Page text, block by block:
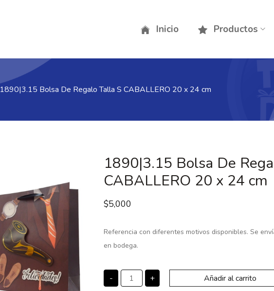
Inicio Productos
1890|3.15 Bolsa De Regalo Talla S CABALLERO 20 x 24 cm
1890|3.15 Bolsa De
CABALLERO 20 x 24 cm
$5,000
Referencia con diferentes motivos disponibles. Se
en bodega.
- + Añadir al carrito